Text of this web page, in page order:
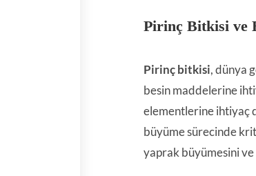
Pirinç Bitkisi ve
Pirinç bitkisi, dünya
besin maddelerine
elementlerine ihtiyaç
büyüme sürecinde
yaprak büyümesini